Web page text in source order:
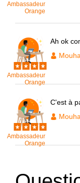
Ambassadeur
Orange
Ambassadeur
Orange
Ah ok
Ambassadeur
Orange
C'est à